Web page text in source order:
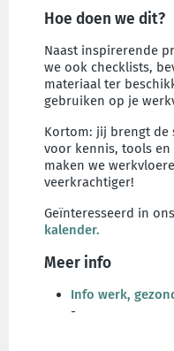
Hoe doen we dit?
Naast inspirerende
we ook checklists,
materiaal ter
gebruiken op je
Kortom: jij brengt de
voor kennis, tools
maken we
veerkrachtiger!
Geïnteresseerd in
kalender.
Meer info
Info werk,
-